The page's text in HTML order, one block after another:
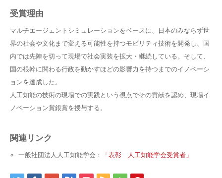
受賞理由
マルチエージェントシミュレーションをベースに、⽇本のみならず世
界の社会や⽂化まで変える可能性を持つモビリティ技術を開発し、国
内では先陣を切って現場で社会実装を拡⼤・継続している。そして、
国の根幹に関わる⾏政を動かすほどの影響⼒を持つまでのイノベーシ
ョンを達成した。
人工知能の技術の現場での実践という視点でその貢献を認め、現場イ
ノベーション賞銀賞を授与する。
関連リンク
一般社団法人人工知能学会： 「表彰 人工知能学会受賞者」